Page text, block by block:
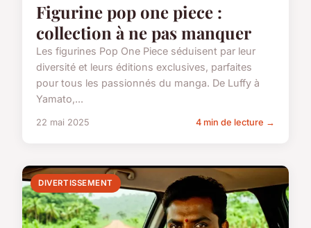
Figurine pop one piece :
collection à ne pas manquer
Les figurines Pop One Piece séduisent par leur
diversité et leurs éditions exclusives, parfaites
pour tous les passionnés du manga. De Luffy à
Yamato,...
22 mai 2025 4 min de lecture →
DIVERTISSEMENT